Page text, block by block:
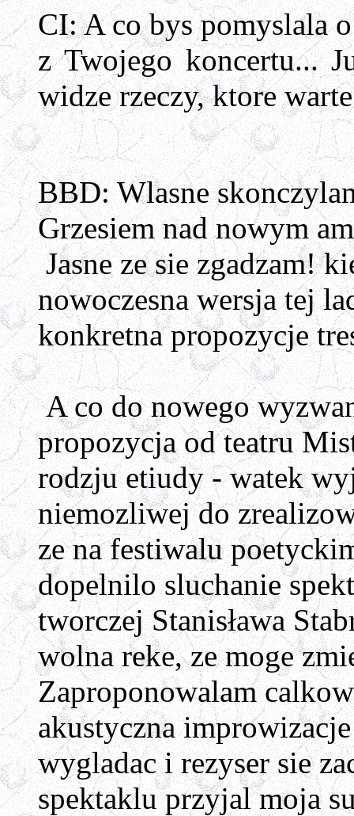
CI: A co bys pomyslala
z Twojego koncertu...
widze rzeczy, ktore
BBD: Wlasne
Grzesiem nad nowym
Jasne ze sie zgadzam!
nowoczesna wersja tej
konkretna propozycje
A co do nowego
propozycja od teatru
rodzju etiudy - watek
niemozliwej do
ze na festiwalu
dopelnilo sluchanie
tworczej Stanisława
wolna reke, ze moge
Zaproponowalam
akustyczna
wygladac i rezyser sie
spektaklu przyjal moja